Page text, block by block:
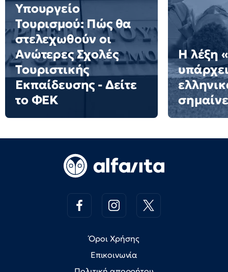
Υπουργείο
Τουρισμού: Πώς θα
στελεχωθούν οι
Ανώτερες Σχολές
Τουριστικής
Εκπαίδευσης - Δείτε
το ΦΕΚ
Η λέξη
Όροι Χρήσης
Επικοινωνία